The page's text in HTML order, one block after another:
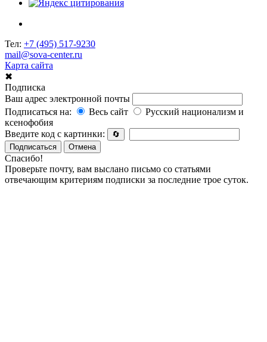
Тел: +7 (495) 517-9230
mail@sova-center.ru
Карта сайта
✖
Подписка
Ваш адрес электронной почты
Подписаться на:
Весь сайт
Русский национализм и
ксенофобия
Введите код с картинки:
🔄
Подписаться
Отмена
Спасибо!
Проверьте почту, вам выслано письмо со статьями
отвечающим критериям подписки за последние трое суток.